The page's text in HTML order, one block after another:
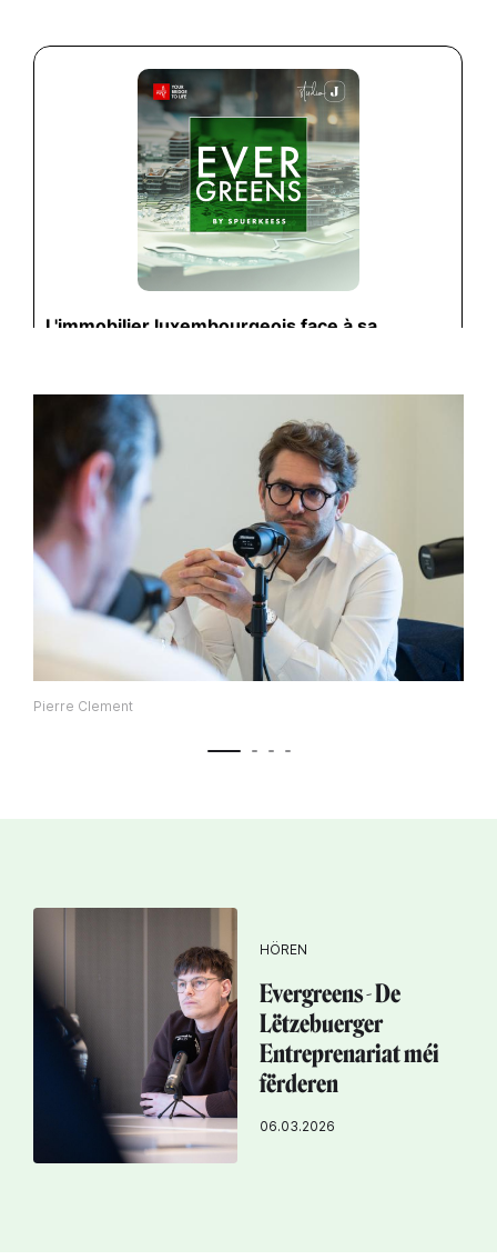
Pierre Clement
HÖREN
Evergreens - De
Lëtzebuerger
Entreprenariat méi
fërderen
06.03.2026